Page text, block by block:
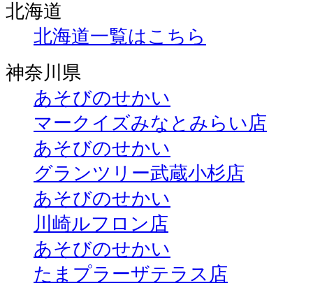
北海道
北海道一覧はこちら
神奈川県
あそびのせかい
マークイズみなとみらい店
あそびのせかい
グランツリー武蔵小杉店
あそびのせかい
川崎ルフロン店
あそびのせかい
たまプラーザテラス店